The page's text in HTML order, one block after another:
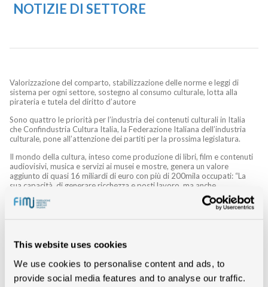
This website uses cookies
We use cookies to personalise content and ads, to
provide social media features and to analyse our traffic.
NOTIZIE DI SETTORE
Valorizzazione del comparto, stabilizzazione delle norme e leggi di
sistema per ogni settore, sostegno al consumo culturale, lotta alla
pirateria e tutela del diritto d’autore
Sono quattro le priorità per l’industria dei contenuti culturali in Italia
che Confindustria Cultura Italia, la Federazione Italiana dell’industria
culturale, pone all’attenzione dei partiti per la prossima legislatura.
Il mondo della cultura, inteso come produzione di libri, film e contenuti
audiovisivi, musica e servizi ai musei e mostre, genera un valore
aggiunto di quasi 16 miliardi di euro con più di 200mila occupati: “La
sua capacità di generare ricchezza e posti lavoro, ma anche
innovazione, per l’economia, il suo impatto sociale nella vita degli
italiani e di immagine dell’Italia all’estero, le attribuisce un ruolo
investendolo e valorizzandolo con specifiche politiche industriali
politici”.
“Gli ultimi due anni di politiche per le industrie culturali – prosegue